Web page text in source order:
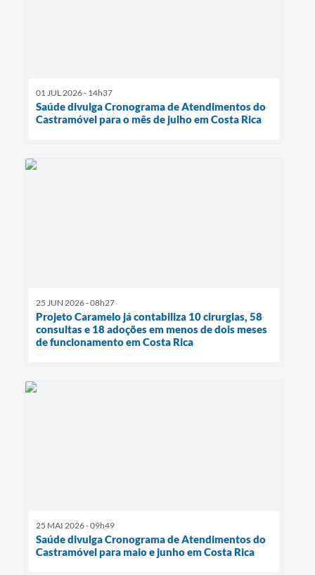
01 JUL 2026 - 14h37
Saúde divulga Cronograma de Atendimentos do
Castramóvel para o mês de julho em Costa Rica
25 JUN 2026 - 08h27
Projeto Caramelo já contabiliza 10 cirurgias, 58
consultas e 18 adoções em menos de dois meses
de funcionamento em Costa Rica
25 MAI 2026 - 09h49
Saúde divulga Cronograma de Atendimentos do
Castramóvel para maio e junho em Costa Rica